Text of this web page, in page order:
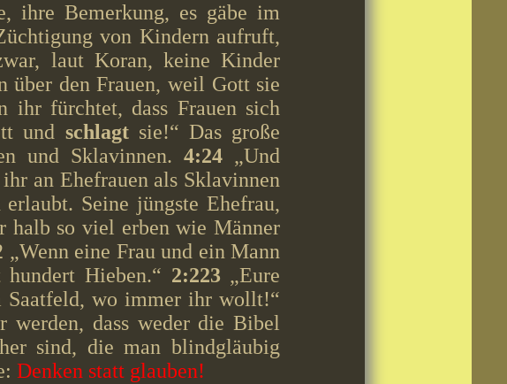
ihre Bemerkung, es gäbe im
von Kindern aufruft,
laut Koran, keine Kinder
über den Frauen, weil Gott sie
ihr fürchtet, dass Frauen sich
und schlagtsie!“ Das große
und Sklavinnen.4:24 „Und
an Ehefrauen als Sklavinnen
Seine jüngste Ehefrau,
halb so viel erben wie Männer
eine Frau und ein Mann
Hieben.“ 2:223 „Eure
Saatfeld, wo immer ihr wollt!“
werden, dass weder die Bibel
sind, die man blindgläubig
Denken statt glauben!